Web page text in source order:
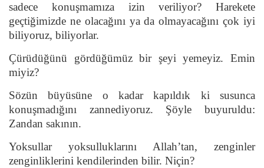
sadece konuşmamıza izin veriliyor? Harekete
geçtiğimizde ne olacağını ya da olmayacağını çok iyi
biliyoruz, biliyorlar.
Çürüdüğünü gördüğümüz bir şeyi yemeyiz. Emin
miyiz?
Sözün büyüsüne o kadar kapıldık ki susunca
konuşmadığını zannediyoruz. Şöyle buyuruldu:
Zandan sakının.
Yoksullar yoksulluklarını Allah’tan, zenginler
zenginliklerini kendilerinden bilir. Niçin?